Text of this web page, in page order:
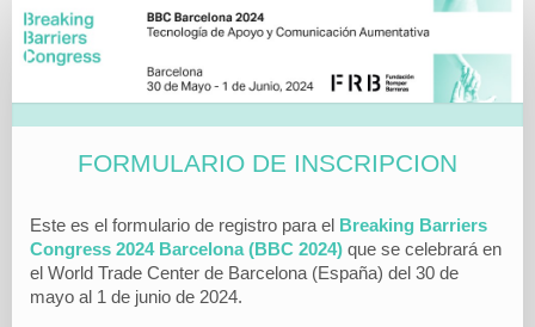
BBC
2024
Formulario
FORMULARIO DE INSCRIPCION
Este es el formulario de registro para el Breaking Barriers
Congress 2024 Barcelona(BBC 2024) que se celebrará en
el World Trade Center de Barcelona (España) del 30 de
mayo al 1 de junio de 2024.